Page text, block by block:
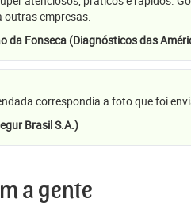
outras empresas.
da Fonseca (Diagnósticos das
correspondia a foto que foi
Brasil S.A.)
a gente